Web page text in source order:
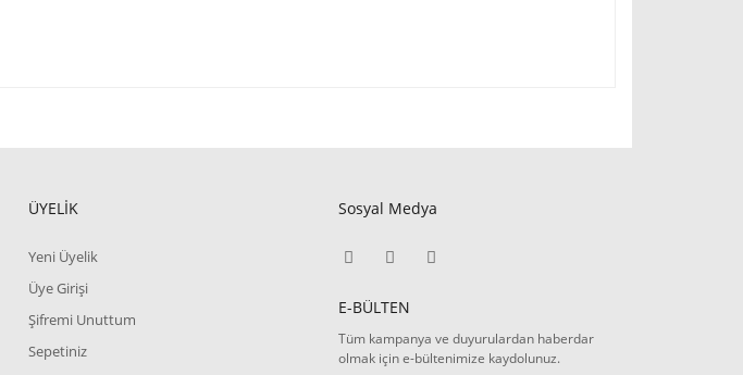
ÜYELİK
Yeni Üyelik
Üye Girişi
Şifremi Unuttum
Sepetiniz
Sosyal Medya
E-BÜLTEN
Tüm kampanya ve duyurulardan haberdar
olmak için e-bültenimize kaydolunuz.